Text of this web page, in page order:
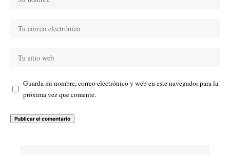
Guarda mi nombre, correo electrónico y web en este navegador para la
próxima vez que comente.